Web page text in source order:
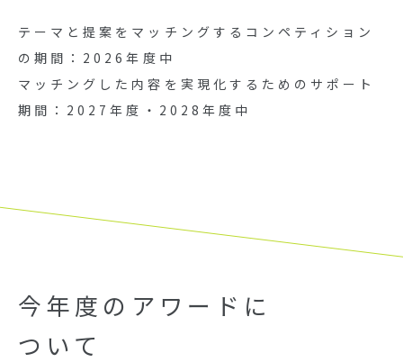
テーマと提案をマッチングするコンペティション
の期間：2026年度中
マッチングした内容を実現化するためのサポート
期間：2027年度・2028年度中
今年度のアワードに
ついて